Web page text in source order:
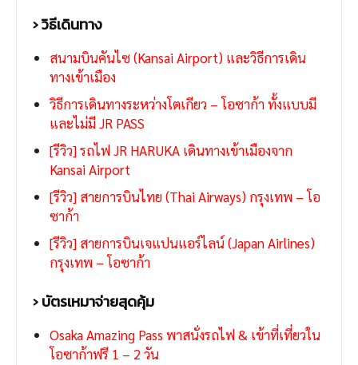
› วิธีเดินทาง
สนามบินคันไซ (Kansai Airport) และวิธีการเดิน
ทางเข้าเมือง
วิธีการเดินทางระหว่างโตเกียว – โอซาก้า ทั้งแบบมี
และไม่มี JR PASS
[รีวิว] รถไฟ JR HARUKA เดินทางเข้าเมืองจาก
Kansai Airport
[รีวิว] สายการบินไทย (Thai Airways) กรุงเทพ – โอ
ซาก้า
[รีวิว] สายการบินเจแปนแอร์ไลน์ (Japan Airlines)
กรุงเทพ – โอซาก้า
› บัตรเหมาจ่ายสุดคุ้ม
Osaka Amazing Pass พาสนั่งรถไฟ & เข้าที่เที่ยวใน
โอซาก้าฟรี 1 – 2 วัน